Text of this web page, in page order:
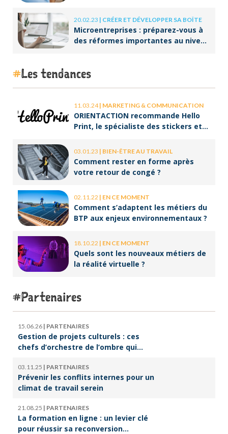
20.02.23 | CRÉER ET DÉVELOPPER SA BOÎTE
Microentreprises : préparez-vous à
des réformes importantes au niveau
Les tendances
11.03.24| MARKETING & COMMUNICATION
ORIENTACTION recommande Hello
Print, le spécialiste des stickers et
03.01.23 | BIEN-ÊTRE AU TRAVAIL
Comment rester en forme après
votre retour de congé ?
02.11.22 | EN CE MOMENT
Comment s’adaptent les métiers du
BTP aux enjeux environnementaux ?
18.10.22 | EN CE MOMENT
Quels sont les nouveaux métiers de
la réalité virtuelle ?
Partenaires
15.06.26 | PARTENAIRES
Gestion de projets culturels : ces
chefs d’orchestre de l’ombre qui
03.11.25 | PARTENAIRES
Prévenir les conflits internes pour un
climat de travail serein
21.08.25 | PARTENAIRES
La formation en ligne : un levier clé
pour réussir sa reconversion